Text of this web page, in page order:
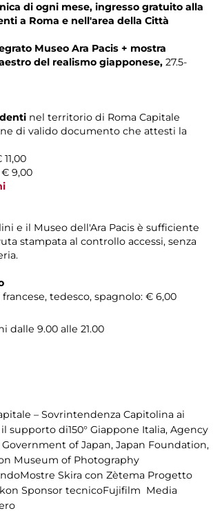
di ogni mese, ingresso gratuito alla
a Roma e nell'area della Città
Museo Ara Pacis + mostra
del realismo giapponese, 27.5-
nel territorio di Roma Capitale
di valido documento che attesti la
9,00
e il Museo dell'Ara Pacis è sufficiente
stampata al controllo accessi, senza
tedesco, spagnolo: € 6,00
dalle 9.00 alle 21.00
– Sovrintendenza Capitolina ai
supporto di150° Giappone Italia, Agency
of Japan, Japan Foundation,
Museum of Photography
Skira con Zètema Progetto
Sponsor tecnicoFujifilm Media